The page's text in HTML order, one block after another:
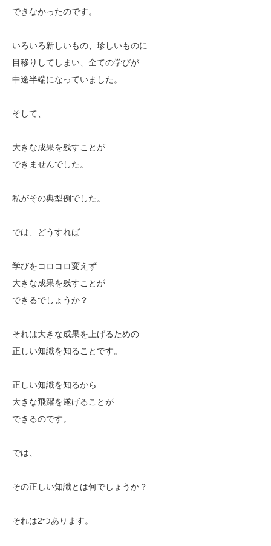
できなかったのです。
いろいろ新しいもの、珍しいものに
目移りしてしまい、全ての学びが
中途半端になっていました。
そして、
大きな成果を残すことが
できませんでした。
私がその典型例でした。
では、どうすれば
学びをコロコロ変えず
大きな成果を残すことが
できるでしょうか？
それは大きな成果を上げるための
正しい知識を知ることです。
正しい知識を知るから
大きな飛躍を遂げることが
できるのです。
では、
その正しい知識とは何でしょうか？
それは2つあります。